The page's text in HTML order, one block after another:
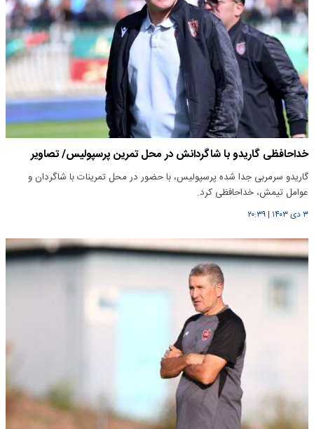
خداحافظی گاریدو با شاگردانش در محل تمرین پرسپولیس/ تصاویر
گاریدو سرمربی جدا شده پرسپولیس، با حضور در محل تمرینات با شاگردان و
عوامل تیمش، خداحافظی کرد.
۳ دی ۱۴۰۳ |۲۰:۳۹